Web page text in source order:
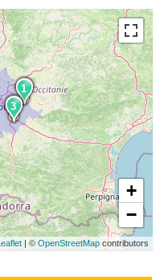
5
1
3
1
+
−
| © OpenStreetMapcontributors